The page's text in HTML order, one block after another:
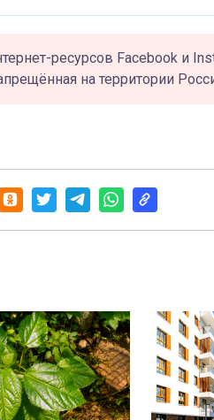
ресурсов Facebook и
на территории